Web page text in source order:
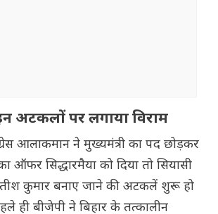
अटकलों पर लगाया विराम
आलाकमान ने मुख्यमंत्री का पद छोड़कर
ऑफर सिद्धारमैया को दिया तो सियासी
कुमार बनाए जाने की अटकलें शुरू हो
ही बीजेपी ने बिहार के तत्कालीन